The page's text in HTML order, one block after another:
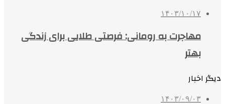
۱۴۰۳/۱۰/۱۷
مهاجرت به رومانی: فرصتی طلایی برای زندگی
بهتر
دیگر اخبار
۱۴۰۳/۰۹/۰۳